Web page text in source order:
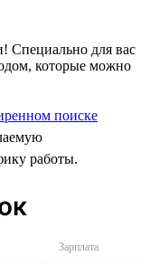
для вас
которые можно
поиске
работы.
Зарплата